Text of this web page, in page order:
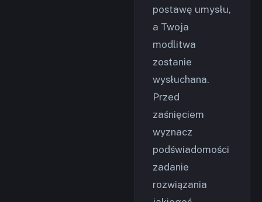
postawę umysłu,
a Twoja
modlitwa
zostanie
wysłuchana.
Przed
zaśnięciem
wyznacz
podświadomości
zadanie
rozwiązania